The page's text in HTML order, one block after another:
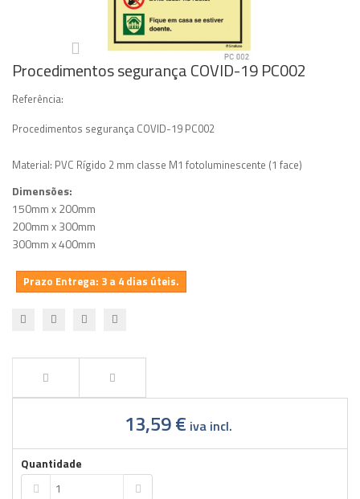
Procedimentos segurança COVID-19 PC002
Referência:
Procedimentos segurança COVID-19 PC002
Material: PVC Rígido 2 mm classe M1 fotoluminescente (1 face)
Dimensões:
150mm x 200mm
200mm x 300mm
300mm x 400mm
Prazo Entrega: 3 a 4 dias úteis.
13,59 € iva incl.
Quantidade